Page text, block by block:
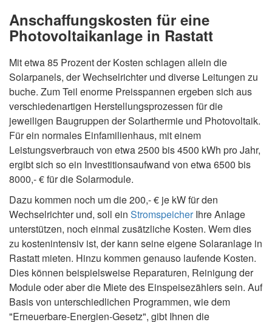
Anschaffungskosten für eine
Photovoltaikanlage in Rastatt
Mit etwa 85 Prozent der Kosten schlagen allein die
Solarpanels, der Wechselrichter und diverse Leitungen zu
buche. Zum Teil enorme Preisspannen ergeben sich aus
verschiedenartigen Herstellungsprozessen für die
jeweiligen Baugruppen der Solarthermie und Photovoltaik.
Für ein normales Einfamilienhaus, mit einem
Leistungsverbrauch von etwa 2500 bis 4500 kWh pro Jahr,
ergibt sich so ein Investitionsaufwand von etwa 6500 bis
8000,- € für die Solarmodule.
Dazu kommen noch um die 200,- € je kW für den
Wechselrichter und, soll ein StromspeicherIhre Anlage
unterstützen, noch einmal zusätzliche Kosten. Wem dies
zu kostenintensiv ist, der kann seine eigene Solaranlage in
Rastatt mieten. Hinzu kommen genauso laufende Kosten.
Dies können beispielsweise Reparaturen, Reinigung der
Module oder aber die Miete des Einspeisezählers sein. Auf
Basis von unterschiedlichen Programmen, wie dem
"Erneuerbare-Energien-Gesetz", gibt Ihnen die